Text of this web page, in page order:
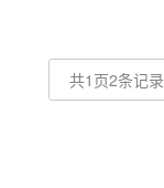
共1页2条记录